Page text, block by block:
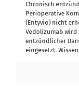
Chronisch
Perioperative
(Entyvio) nicht
Vedolizumab
entzündlicher
eingesetzt.